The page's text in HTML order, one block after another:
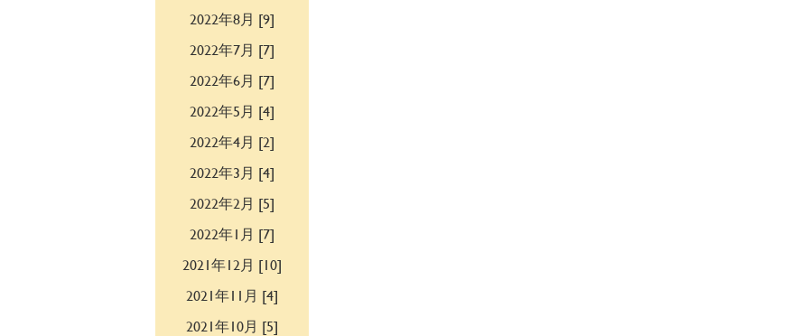
2022年8月 [9]
2022年7月 [7]
2022年6月 [7]
2022年5月 [4]
2022年4月 [2]
2022年3月 [4]
2022年2月 [5]
2022年1月 [7]
2021年12月 [10]
2021年11月 [4]
2021年10月 [5]